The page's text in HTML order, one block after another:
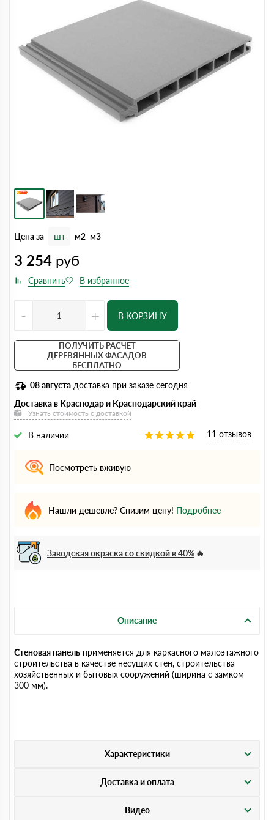
Цена за шт м2 м3
3 254 руб
- + В КОРЗИНУ
ПОЛУЧИТЬ РАСЧЕТ
ДЕРЕВЯННЫХ ФАСАДОВ
БЕСПЛАТНО
08 августа доставка при заказе сегодня
Доставка в Краснодар и Краснодарский край
Узнать стоимость с доставкой
В наличии 11 отзывов
Посмотреть вживую
Нашли дешевле? Снизим цену! Подробнее
Заводская окраска со скидкой в 40%
Описание
Стеновая панель применяется для каркасного малоэтажного
строительства в качестве несущих стен, строительства
хозяйственных и бытовых сооружений (ширина с замком
300 мм).
Характеристики
Доставка и оплата
Видео